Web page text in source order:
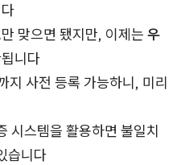
맞으면 됐지만, 이제는 우
니다
지 사전 등록 가능하니, 미리
시스템을 활용하면 불일치
습니다